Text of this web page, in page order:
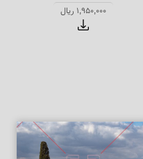
بر زمستان صبر باید طالب نوروز را
1,950,000 ریال